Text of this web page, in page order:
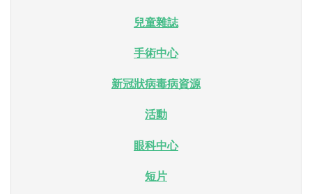
兒童雜誌
手術中心
新冠狀病毒病資源
活動
眼科中心
短片